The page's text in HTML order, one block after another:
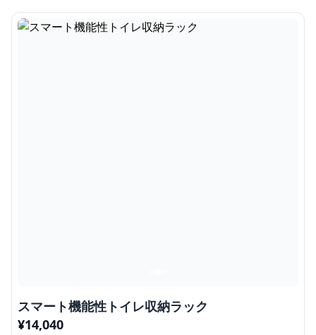
スマート機能性トイレ収納ラック
¥14,040